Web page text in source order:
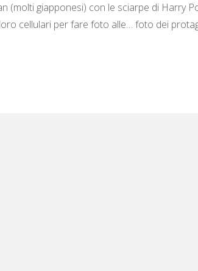
(molti giapponesi) con le sciarpe di Harry
cellulari per fare foto alle… foto dei